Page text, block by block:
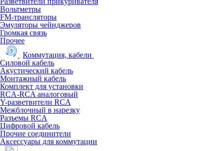
Вольтметры
FM-трансляторы
Эмуляторы чейнджеров
Громкая связь
Прочее
Коммутация, кабели
Силовой кабель
Акустический кабель
Монтажный кабель
Комплект для установки
RCA-RCA аналоговый
Y-разветвители RCA
Межблочный в нарезку
Разъемы RCA
Цифровой кабель
Прочие соединители
Аксессуары для коммутации